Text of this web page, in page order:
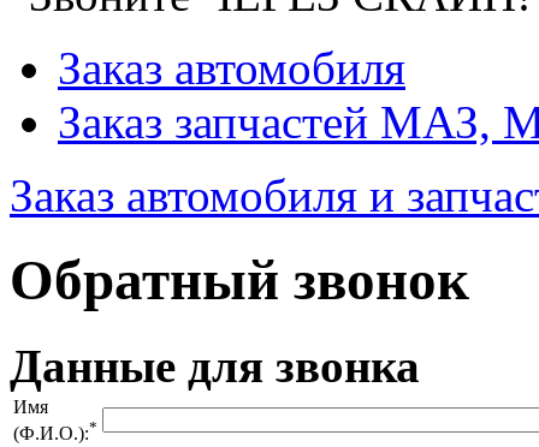
Заказ автомобиля
Заказ запчастей МАЗ,
Заказ автомобиля и
Обратный звонок
Данные для звонка
Имя
(Ф.И.О.):*